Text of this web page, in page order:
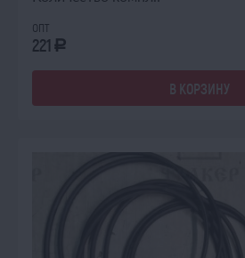
опт
221 a
В КОРЗИНУ